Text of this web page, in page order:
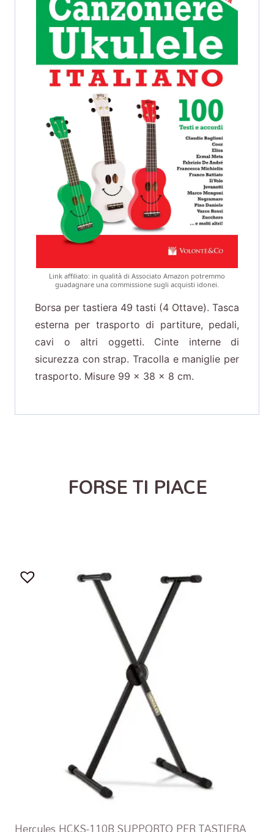
Link affiliato: in qualità di Associato Amazon potremmo
guadagnare una commissione sugli acquisti idonei.
Borsa per tastiera 49 tasti (4 Ottave). Tasca
esterna per trasporto di partiture, pedali,
cavi o altri oggetti. Cinte interne di
sicurezza con strap. Tracolla e maniglie per
trasporto. Misure 99 x 38 x 8 cm.
FORSE TI PIACE